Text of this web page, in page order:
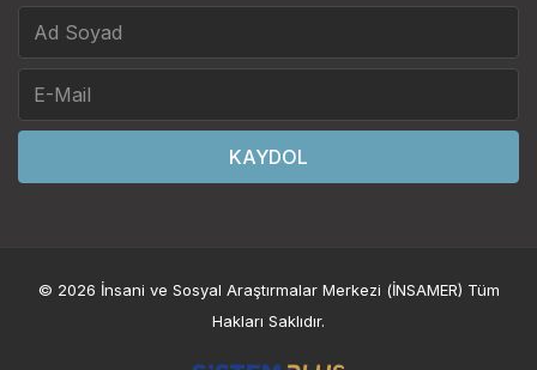
KAYDOL
© 2026 İnsani ve Sosyal Araştırmalar Merkezi (İNSAMER) Tüm
Hakları Saklıdır.